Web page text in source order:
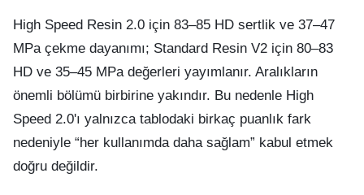
High Speed Resin 2.0 için 83–85 HD sertlik ve 37–47
MPa çekme dayanımı; Standard Resin V2 için 80–83
HD ve 35–45 MPa değerleri yayımlanır. Aralıkların
önemli bölümü birbirine yakındır. Bu nedenle High
Speed 2.0'ı yalnızca tablodaki birkaç puanlık fark
nedeniyle “her kullanımda daha sağlam” kabul etmek
doğru değildir.